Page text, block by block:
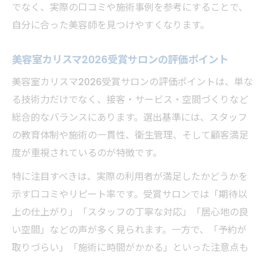
でなく、実際の口コミや施術事例を参考にすることで、
自分に合った美容師を見つけやすくなります。
美容室カリスマ2026受賞サロンの評価ポイント
美容室カリスマ2026受賞サロンの評価ポイントは、単な
る技術力だけでなく、接客・サービス・空間づくりなど
総合的なバランスにあります。選出基準には、スタッフ
の教育体制や施術の一貫性、衛生管理、そして顧客満足
度が重視されているのが特徴です。
特に注目すべきは、実際の利用者が満足したかどうかを
示す口コミやリピート率です。受賞サロンでは「期待以
上の仕上がり」「スタッフの丁寧な対応」「居心地の良
い空間」などの声が多く見られます。一方で、「予約が
取りづらい」「施術に時間がかかる」といった注意点も